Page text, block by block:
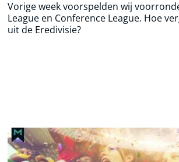
Vorige week voorspelden wij
League en Conference League. Hoe
uit de Eredivisie?